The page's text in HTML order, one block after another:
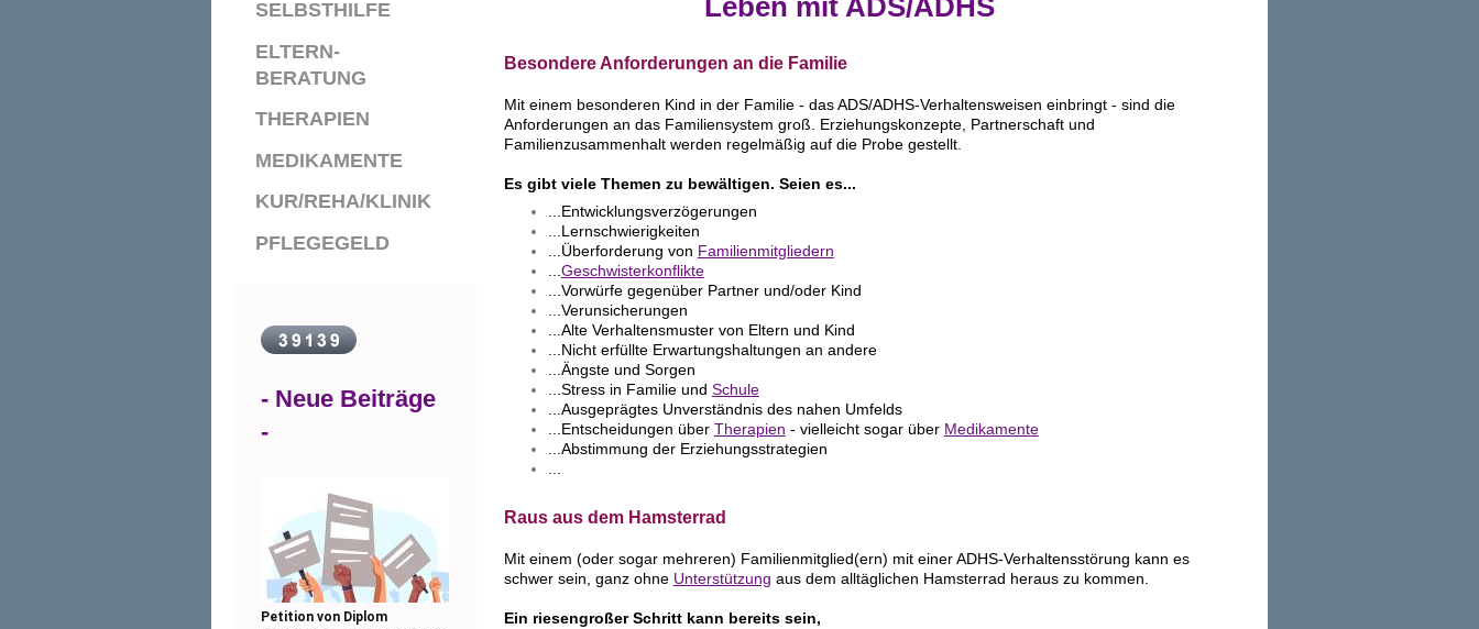
SELBSTHILFE
ELTERN-
BERATUNG
THERAPIEN
MEDIKAMENTE
KUR/REHA/KLINIK
PFLEGEGELD
Leben mit ADS/ADHS
Besondere Anforderungen an die Familie
Mit einem besonderen Kind in der Familie - das ADS/ADHS-Verhaltensweisen einbringt - sind die
Anforderungen an das Familiensystem groß. Erziehungskonzepte, Partnerschaft und
Familienzusammenhalt werden regelmäßig auf die Probe gestellt.
Es gibt viele Themen zu bewältigen. Seien es...
...Entwicklungsverzögerungen
...Lernschwierigkeiten
...Überforderung von Familienmitgliedern
Geschwisterkonflikte
...Vorwürfe gegenüber Partner und/oder Kind
...Verunsicherungen
...Alte Verhaltensmuster von Eltern und Kind
...Nicht erfüllte Erwartungshaltungen an andere
...Ängste und Sorgen
...Stress in Familie und Schule
...Ausgeprägtes Unverständnis des nahen Umfelds
...Entscheidungen über Therapien - vielleicht sogar über Medikamente
...Abstimmung der Erziehungsstrategien
Raus aus dem Hamsterrad
Mit einem (oder sogar mehreren) Familienmitglied(ern) mit einer ADHS-Verhaltensstörung kann es
schwer sein, ganz ohne Unterstützung aus dem alltäglichen Hamsterrad heraus zu kommen.
Ein riesengroßer Schritt kann bereits sein,
- Neue Beiträge
-
Petition von Diplom